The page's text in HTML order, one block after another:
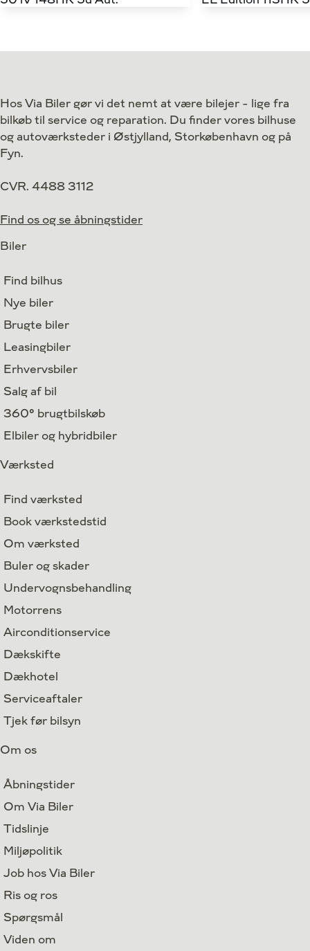
Kontant
179.800
Kontant
Finansiering
Hos Via Biler gør vi det nemt at være bilejer - lige fra
bilkøb til service og reparation. Du finder vores bilhuse
og autoværksteder i Østjylland, Storkøbenhavn og på
Fyn.
CVR. 4488 3112
Find os og se åbningstider
Biler
Find bilhus
Nye biler
Brugte biler
Leasingbiler
Erhvervsbiler
Salg af bil
360° brugtbilskøb
Elbiler og hybridbiler
Værksted
Find værksted
Book værkstedstid
Om værksted
Buler og skader
Undervognsbehandling
Motorrens
Airconditionservice
Dækskifte
Dækhotel
Serviceaftaler
Tjek før bilsyn
Om os
Åbningstider
Om Via Biler
Tidslinje
Miljøpolitik
Job hos Via Biler
Ris og ros
Spørgsmål
Viden om